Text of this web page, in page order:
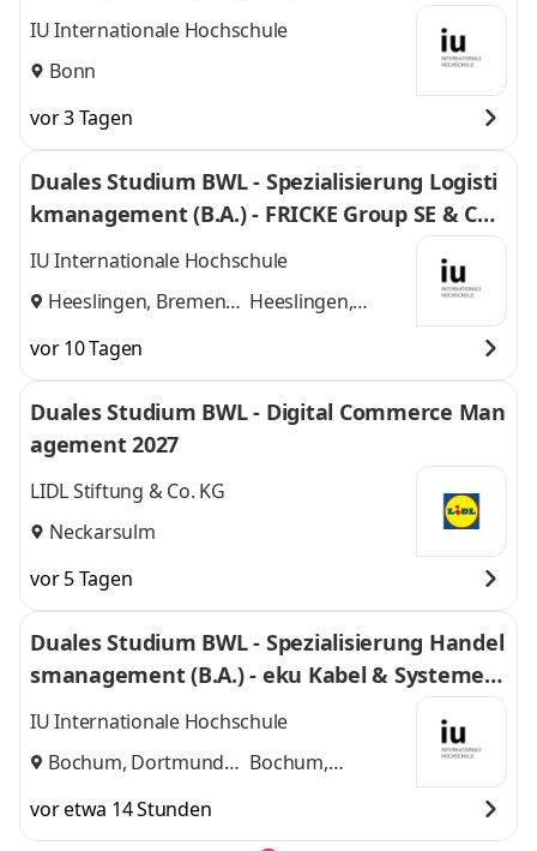
nn
IU Internationale Hochschule
Bonn
vor 3 Tagen
Duales Studium BWL - Spezialisierung Logisti
kmanagement (B.A.) - FRICKE Group SE & Co.
KG
IU Internationale Hochschule
Heeslingen, Bremen
Heeslingen,
vor 10 Tagen
Duales Studium BWL - Digital Commerce Man
agement 2027
LIDL Stiftung & Co. KG
Neckarsulm
vor 5 Tagen
Duales Studium BWL - Spezialisierung Handel
smanagement (B.A.) - eku Kabel & Systeme G
mbH & Co. KG
IU Internationale Hochschule
Bochum, Dortmund
Bochum,
vor etwa 14 Stunden